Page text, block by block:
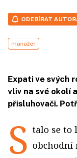
ODEBÍRAT
manažer
Expati ve svých
vliv na své okolí
přisluhovači.
S talo se to
obchodní